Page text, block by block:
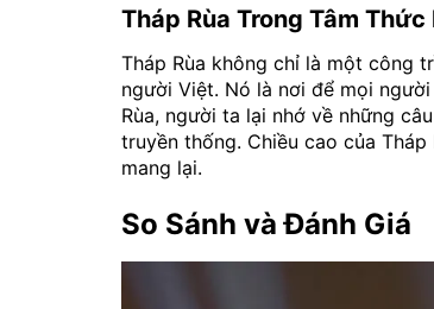
Tháp Rùa Trong Tâm
Tháp Rùa không chỉ là một công
người Việt. Nó là nơi để mọi
Rùa, người ta lại nhớ về những
truyền thống. Chiều cao của
mang lại.
So Sánh và Đánh Giá